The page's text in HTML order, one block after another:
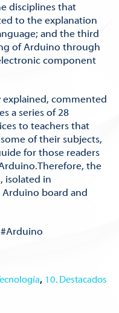
disciplines that
to the explanation
and the third
of Arduino through
component
explained, commented
a series of 28
to teachers that
of their subjects,
for those readers
the
isolated in
board and
, 10. Destacados